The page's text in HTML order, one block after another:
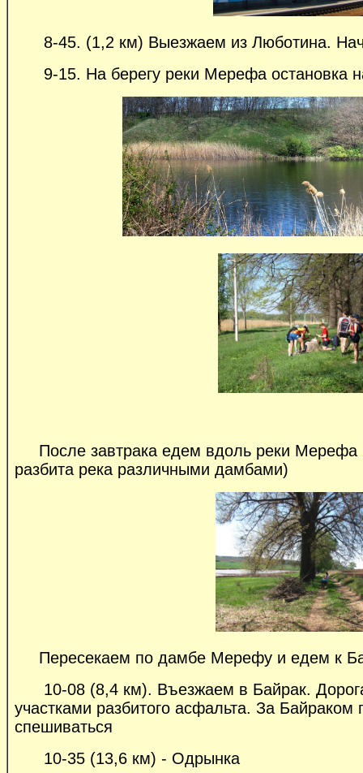
8-45. (1,2 км) Выезжаем из Люботина.
9-15. На берегу реки Мерефа остановка
После завтрака едем вдоль реки Мерефа
разбита река различными дамбами)
Пересекаем по дамбе Мерефу и едем к
10-08 (8,4 км). Въезжаем в Байрак.
участками разбитого асфальта. За Байраком
спешиваться
10-35 (13,6 км) - Одрынка